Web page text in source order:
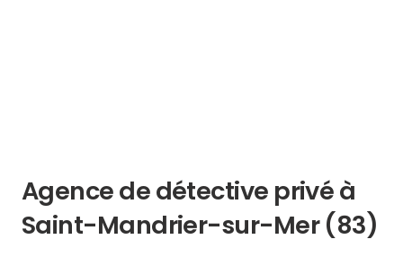
Agence de détective privé à
Saint-Mandrier-sur-Mer (83)